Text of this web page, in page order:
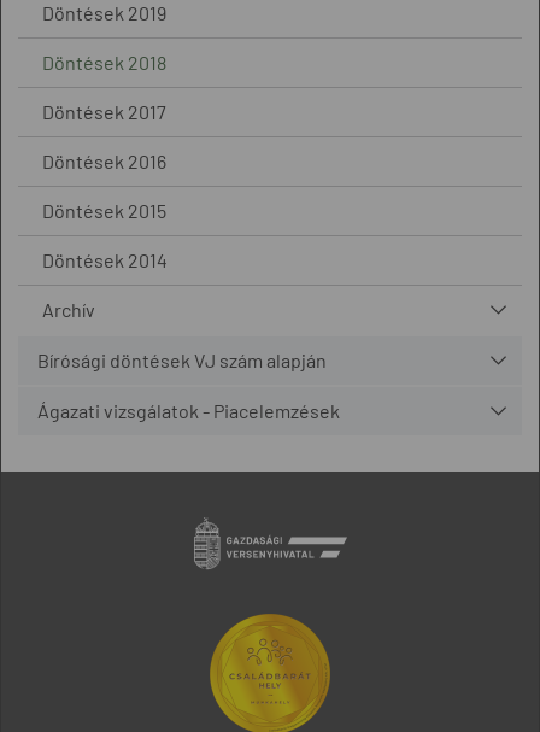
Döntések 2019
Döntések 2018
Döntések 2017
Döntések 2016
Döntések 2015
Döntések 2014
Archív
Bírósági döntések VJ szám alapján
Ágazati vizsgálatok - Piacelemzések